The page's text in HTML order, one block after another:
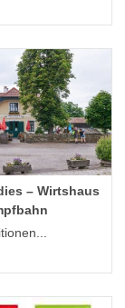
– Wirtshaus